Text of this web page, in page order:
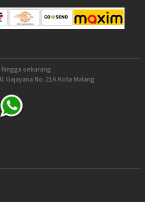
sekarang
Gajayana No. 21A Kota Malang